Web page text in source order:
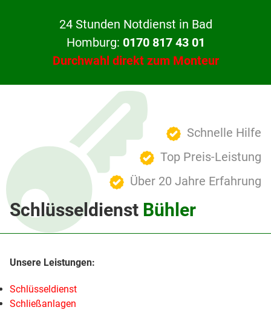
24 Stunden Notdienst in Bad
Homburg: 0170 817 43 01
Durchwahl direkt zum Monteur
Schnelle Hilfe
Top Preis-Leistung
Über 20 Jahre Erfahrung
Schlüsseldienst Bühler
Schlüsseldienst
Schließanlagen